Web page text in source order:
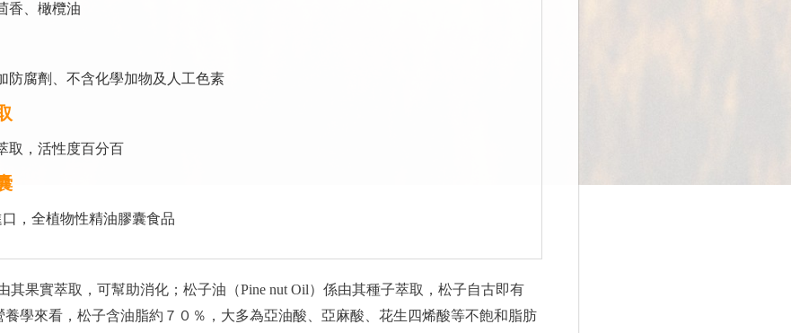
香、橄欖油
防腐劑、不含化學加物及人工色素
取，活性度百分百
，全植物性精油膠囊食品
其果實萃取，可幫助消化；松子油（Pine nut Oil）係由其種子萃取，松子自古即有
養學來看，松子含油脂約７０％，大多為亞油酸、亞麻酸、花生四烯酸等不飽和脂肪